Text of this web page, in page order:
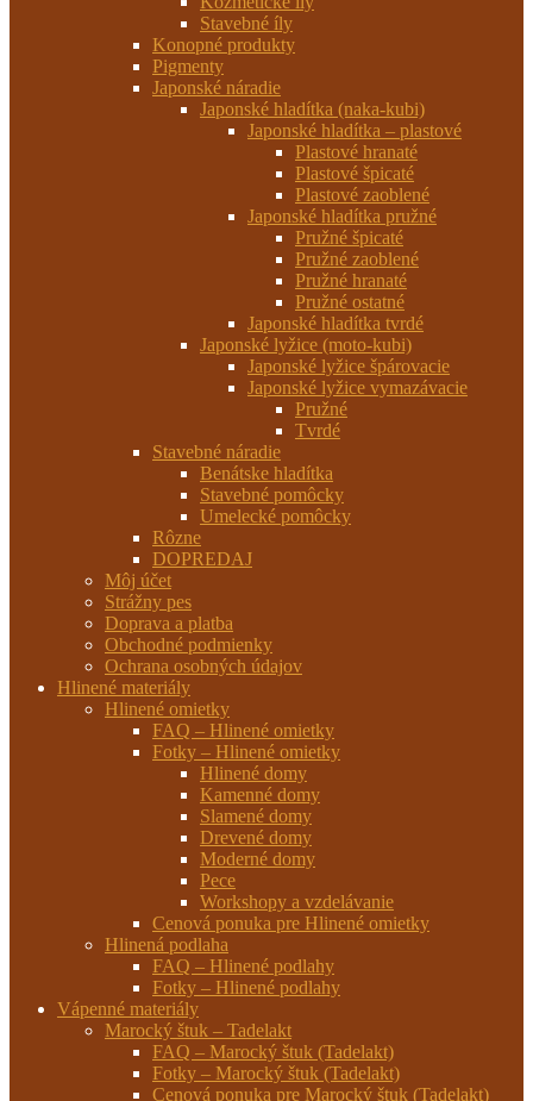
Stavebné íly
Konopné produkty
Pigmenty
Japonské náradie
Japonské hladítka (naka-kubi)
Japonské hladítka – plastové
Plastové hranaté
Plastové špicaté
Plastové zaoblené
Japonské hladítka pružné
Pružné špicaté
Pružné zaoblené
Pružné hranaté
Pružné ostatné
Japonské hladítka tvrdé
Japonské lyžice (moto-kubi)
Japonské lyžice špárovacie
Japonské lyžice vymazávacie
Pružné
Tvrdé
Stavebné náradie
Benátske hladítka
Stavebné pomôcky
Umelecké pomôcky
Rôzne
DOPREDAJ
Môj účet
Strážny pes
Doprava a platba
Obchodné podmienky
Ochrana osobných údajov
Hlinené materiály
Hlinené omietky
FAQ – Hlinené omietky
Fotky – Hlinené omietky
Hlinené domy
Kamenné domy
Slamené domy
Drevené domy
Moderné domy
Pece
Workshopy a vzdelávanie
Cenová ponuka pre Hlinené omietky
Hlinená podlaha
FAQ – Hlinené podlahy
Fotky – Hlinené podlahy
Vápenné materiály
Marocký štuk – Tadelakt
FAQ – Marocký štuk (Tadelakt)
Fotky – Marocký štuk (Tadelakt)
Cenová ponuka pre Marocký štuk (Tadelakt)